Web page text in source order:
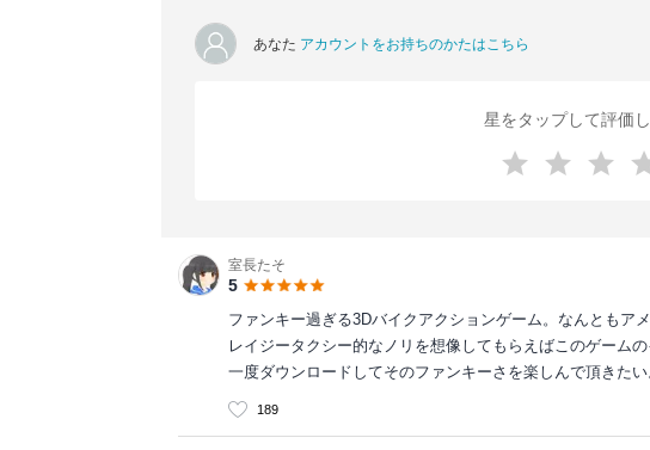
あなた アカウントをお持ちのかたはこちら
星をタップして評価
室長たそ
5
ファンキー過ぎる3Dバイクアクションゲーム。なんともア
レイジータクシー的なノリを想像してもらえばこのゲーム
一度ダウンロードしてそのファンキーさを楽しんで頂きたい
189